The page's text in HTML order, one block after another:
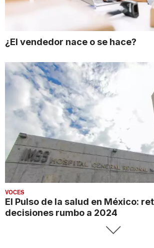
¿El vendedor nace o se hace?
VOCES
El Pulso de la salud en México:
decisiones rumbo a 2024